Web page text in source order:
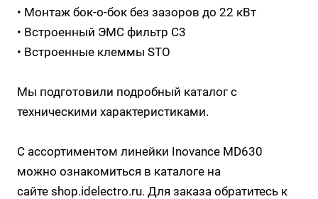
• Монтаж бок-о-бок без зазоров до 22 кВт
• Встроенный ЭМС фильтр С3
• Встроенные клеммы STO
Мы подготовили подробный каталог с
техническими характеристиками.
С ассортиментом линейки Inovance MD630
можно ознакомиться в каталоге на
сайте shop.idelectro.ru. Для заказа обратитесь к